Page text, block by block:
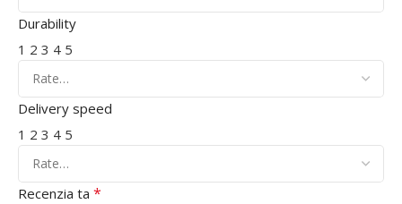
Durability
1 2 3 4 5
Delivery speed
1 2 3 4 5
Recenzia ta *